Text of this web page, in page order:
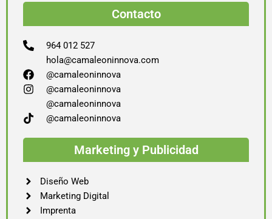
Contacto
964 012 527
hola@camaleoninnova.com
@camaleoninnova
@camaleoninnova
@camaleoninnova
@camaleoninnova
Marketing y Publicidad
Diseño Web
Marketing Digital
Imprenta